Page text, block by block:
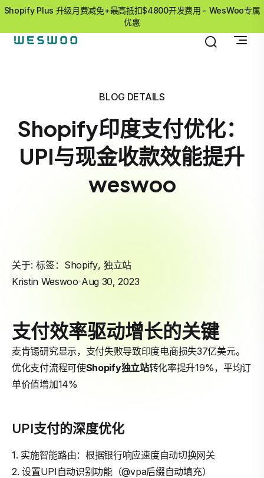
Shopify Plus 升级月费减免+最高抵扣$4800开发费用 - WesWoo专属
优惠
BLOG DETAILS
Shopify印度支付优化：
UPI与现金收款效能提升
weswoo
关于: 标签： Shopify, 独立站
Kristin Weswoo Aug 30, 2023
支付效率驱动增长的关键
麦肯锡研究显示，支付失败导致印度电商损失37亿美元。
优化支付流程可使Shopify独立站转化率提升19%，平均订
单价值增加14%
UPI支付的深度优化
1. 实施智能路由：根据银行响应速度自动切换网关
2. 设置UPI自动识别功能（@vpa后缀自动填充）